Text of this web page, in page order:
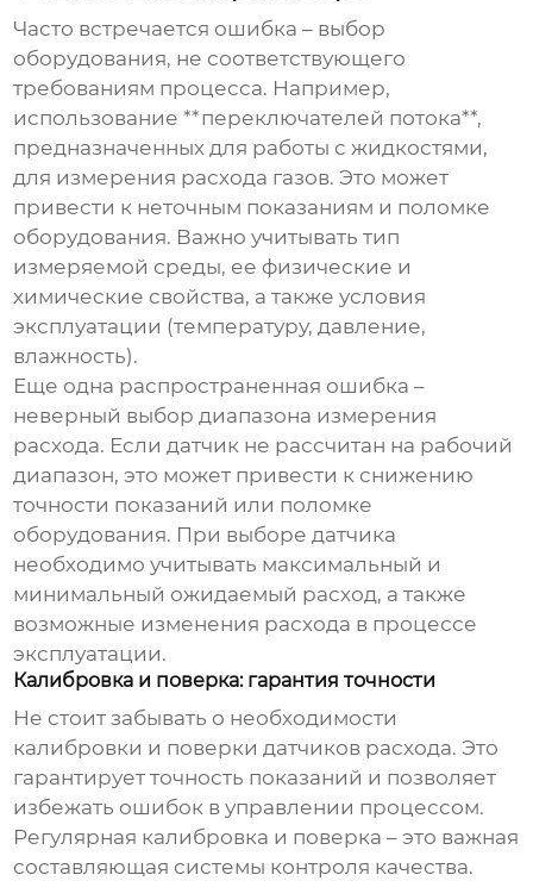
Часто встречается ошибка – выбор
оборудования, не соответствующего
требованиям процесса. Например,
использование **переключателей потока**,
предназначенных для работы с жидкостями,
для измерения расхода газов. Это может
привести к неточным показаниям и поломке
оборудования. Важно учитывать тип
измеряемой среды, ее физические и
химические свойства, а также условия
эксплуатации (температуру, давление,
влажность).
Еще одна распространенная ошибка –
неверный выбор диапазона измерения
расхода. Если датчик не рассчитан на рабочий
диапазон, это может привести к снижению
точности показаний или поломке
оборудования. При выборе датчика
необходимо учитывать максимальный и
минимальный ожидаемый расход, а также
возможные изменения расхода в процессе
эксплуатации.
Калибровка и поверка: гарантия точности
Не стоит забывать о необходимости
калибровки и поверки датчиков расхода. Это
гарантирует точность показаний и позволяет
избежать ошибок в управлении процессом.
Регулярная калибровка и поверка – это важная
составляющая системы контроля качества.